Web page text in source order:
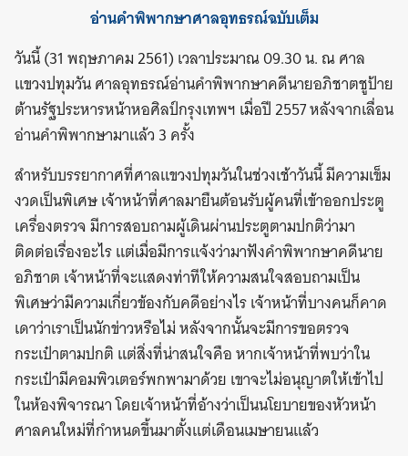
อ่านคำพิพากษาศาลอุทธรณ์ฉบับเต็ม
วันนี้ (31 พฤษภาคม 2561) เวลาประมาณ 09.30 น. ณ ศาล
แขวงปทุมวัน ศาลอุทธรณ์อ่านคำพิพากษาคดีนายอภิชาตชูป้าย
ต้านรัฐประหารหน้าหอศิลป์กรุงเทพฯ เมื่อปี 2557 หลังจากเลื่อน
อ่านคำพิพากษามาแล้ว 3 ครั้ง
สำหรับบรรยากาศที่ศาลแขวงปทุมวันในช่วงเช้าวันนี้ มีความเข็ม
งวดเป็นพิเศษ เจ้าหน้าที่ศาลมายืนต้อนรับผู้คนที่เข้าออกประตู
เครื่องตรวจ มีการสอบถามผู้เดินผ่านประตูตามปกติว่ามา
ติดต่อเรื่องอะไร แต่เมื่อมีการแจ้งว่ามาฟังคำพิพากษาคดีนาย
อภิชาต เจ้าหน้าที่จะแสดงท่าทีให้ความสนใจสอบถามเป็น
พิเศษว่ามีความเกี่ยวข้องกับคดีอย่างไร เจ้าหน้าที่บางคนก็คาด
เดาว่าเราเป็นนักข่าวหรือไม่ หลังจากนั้นจะมีการขอตรวจ
กระเป๋าตามปกติ แต่สิ่งที่น่าสนใจคือ หากเจ้าหน้าที่พบว่าใน
กระเป๋ามีคอมพิวเตอร์พกพามาด้วย เขาจะไม่อนุญาตให้เข้าไป
ในห้องพิจารณา โดยเจ้าหน้าที่อ้างว่าเป็นนโยบายของหัวหน้า
ศาลคนใหม่ที่กำหนดขึ้นมาตั้งแต่เดือนเมษายนแล้ว